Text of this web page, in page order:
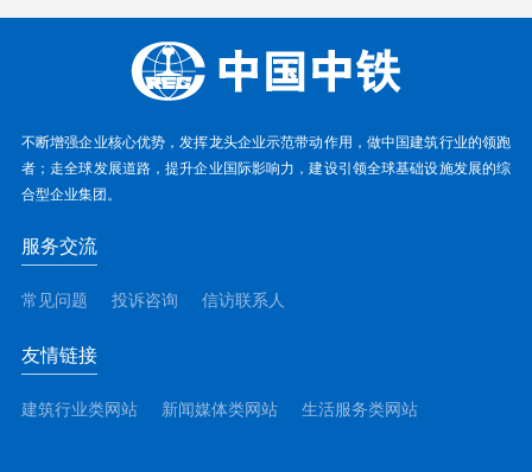
不断增强企业核心优势，发挥龙头企业示范带动作用，做中国建筑行业的领跑
者；走全球发展道路，提升企业国际影响力，建设引领全球基础设施发展的综
合型企业集团。
服务交流
常见问题 投诉咨询 信访联系人
友情链接
建筑行业类网站 新闻媒体类网站 生活服务类网站